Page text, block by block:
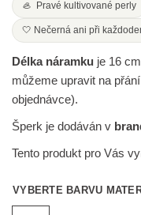
🦪 Pravé kultivované perly
🤍 Nečerná ani při
Délka náramku je 16
můžeme upravit na
objednávce).
Šperk je dodáván v
Tento produkt pro Vás
VYBERTE BARVU